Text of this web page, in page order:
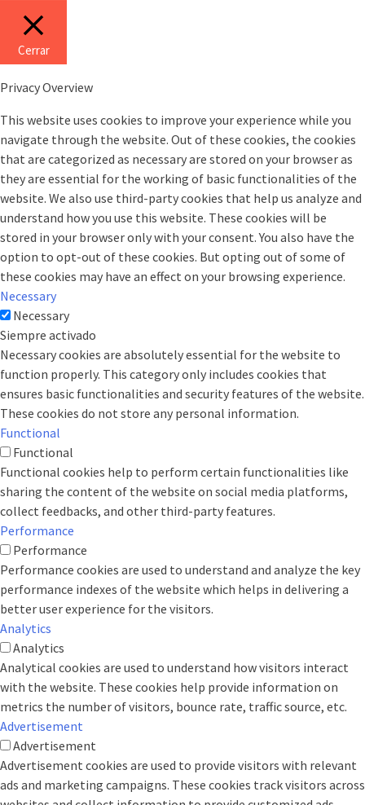
Cerrar
Privacy Overview
This website uses cookies to improve your experience while you
navigate through the website. Out of these cookies, the cookies
that are categorized as necessary are stored on your browser as
they are essential for the working of basic functionalities of the
website. We also use third-party cookies that help us analyze and
understand how you use this website. These cookies will be
stored in your browser only with your consent. You also have the
option to opt-out of these cookies. But opting out of some of
these cookies may have an effect on your browsing experience.
Necessary
Necessary
Siempre activado
Necessary cookies are absolutely essential for the website to
function properly. This category only includes cookies that
ensures basic functionalities and security features of the website.
These cookies do not store any personal information.
Functional
Functional
Functional cookies help to perform certain functionalities like
sharing the content of the website on social media platforms,
collect feedbacks, and other third-party features.
Performance
Performance
Performance cookies are used to understand and analyze the key
performance indexes of the website which helps in delivering a
better user experience for the visitors.
Analytics
Analytics
Analytical cookies are used to understand how visitors interact
with the website. These cookies help provide information on
metrics the number of visitors, bounce rate, traffic source, etc.
Advertisement
Advertisement
Advertisement cookies are used to provide visitors with relevant
ads and marketing campaigns. These cookies track visitors across